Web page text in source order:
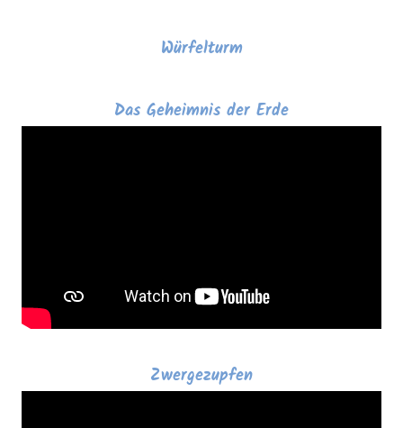
Würfelturm
Das Geheimnis der Erde
Zwergezupfen